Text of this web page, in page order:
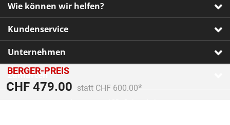
BERGER-PREIS
CHF 479.00 Preis reduziert von
statt CHF 600.00
An
Wie können wir helfen?
Kundenservice
Unternehmen
Zahlarten